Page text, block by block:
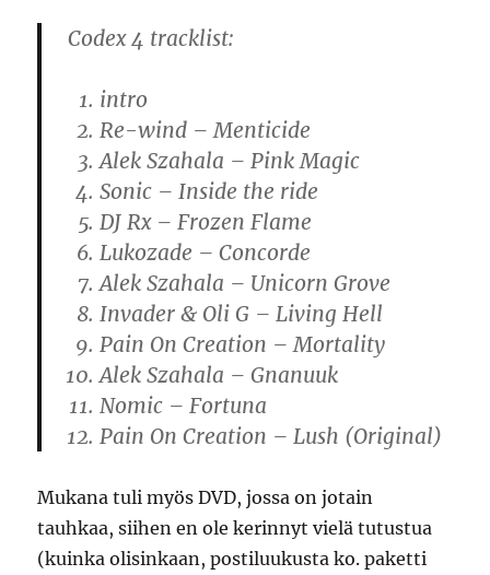
Codex 4 tracklist:
intro
Re-wind – Menticide
Alek Szahala – Pink Magic
Sonic – Inside the ride
DJ Rx – Frozen Flame
Lukozade – Concorde
Alek Szahala – Unicorn Grove
Invader & Oli G – Living Hell
Pain On Creation – Mortality
Alek Szahala – Gnanuuk
Nomic – Fortuna
Pain On Creation – Lush (Original)
Mukana tuli myös DVD, jossa on jotain
tauhkaa, siihen en ole kerinnyt vielä tutustua
(kuinka olisinkaan, postiluukusta ko. paketti